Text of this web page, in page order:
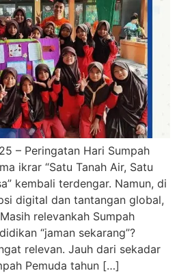
– Peringatan Hari Sumpah
ikrar “Satu Tanah Air, Satu
kembali terdengar. Namun, di
digital dan tantangan global,
relevankah Sumpah
“jaman sekarang”?
relevan. Jauh dari sekadar
Pemuda tahun […]